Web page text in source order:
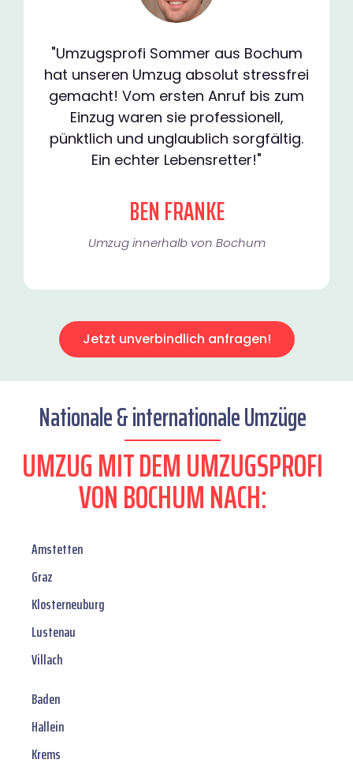
"Umzugsprofi Sommer aus Bochum
hat unseren Umzug absolut stressfrei
gemacht! Vom ersten Anruf bis zum
Einzug waren sie professionell,
pünktlich und unglaublich sorgfältig.
Ein echter Lebensretter!"
BEN FRANKE
Umzug innerhalb von Bochum​
Jetzt unverbindlich anfragen!
Nationale & internationale Umzüge
UMZUG MIT DEM UMZUGSPROFI
VON BOCHUM NACH:
Amstetten
Graz
Klosterneuburg
Lustenau
Villach
Baden
Hallein
Krems